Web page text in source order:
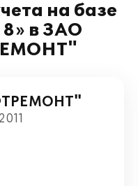
на базе
в ЗАО